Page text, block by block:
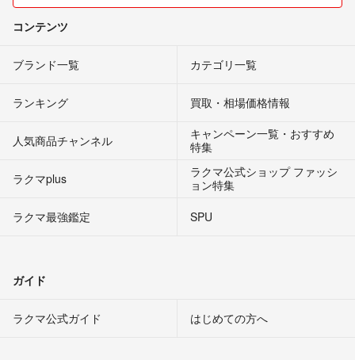
コンテンツ
ブランド一覧 カテゴリ一覧
ランキング 買取・相場価格情報
人気商品チャンネル
キャンペーン一覧・おすすめ
特集
ラクマplus
ラクマ公式ショップ ファッシ
ョン特集
ラクマ最強鑑定
SPU
ガイド
ラクマ公式ガイド はじめての方へ